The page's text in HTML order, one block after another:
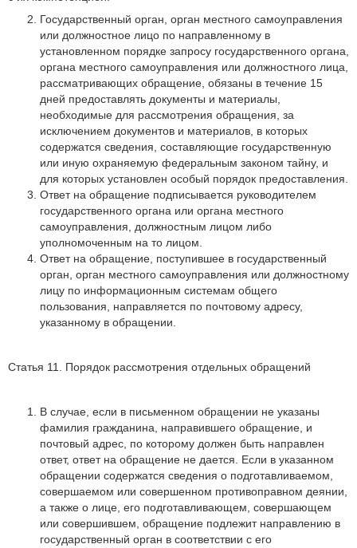
Государственный орган, орган местного самоуправления
или должностное лицо по направленному в
установленном порядке запросу государственного органа,
органа местного самоуправления или должностного лица,
рассматривающих обращение, обязаны в течение 15
дней предоставлять документы и материалы,
необходимые для рассмотрения обращения, за
исключением документов и материалов, в которых
содержатся сведения, составляющие государственную
или иную охраняемую федеральным законом тайну, и
для которых установлен особый порядок предоставления.
Ответ на обращение подписывается руководителем
государственного органа или органа местного
самоуправления, должностным лицом либо
уполномоченным на то лицом.
Ответ на обращение, поступившее в государственный
орган, орган местного самоуправления или должностному
лицу по информационным системам общего
пользования, направляется по почтовому адресу,
указанному в обращении.
Статья 11. Порядок рассмотрения отдельных обращений
В случае, если в письменном обращении не указаны
фамилия гражданина, направившего обращение, и
почтовый адрес, по которому должен быть направлен
ответ, ответ на обращение не дается. Если в указанном
обращении содержатся сведения о подготавливаемом,
совершаемом или совершенном противоправном деянии,
а также о лице, его подготавливающем, совершающем
или совершившем, обращение подлежит направлению в
государственный орган в соответствии с его